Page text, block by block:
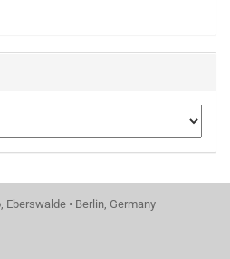
• Berlin, Germany